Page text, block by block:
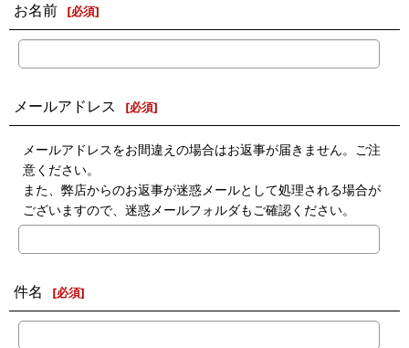
お名前 [必須]
メールアドレス [必須]
メールアドレスをお間違えの場合はお返事が届きません。ご注
意ください。
また、弊店からのお返事が迷惑メールとして処理される場合が
ございますので、迷惑メールフォルダもご確認ください。
件名 [必須]